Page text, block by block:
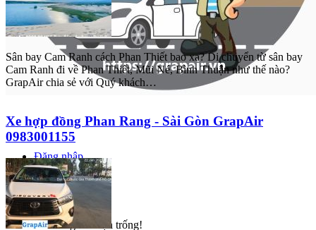
Đăng nhập
Đăng ký
0
Giỏ hàng của bạn trống!
Sân bay Cam Ranh cách Phan Thiết bao xa? Di chuyển từ sân bay
Cam Ranh đi về Phan Thiết, Mũi Né, Bình Thuận như thế nào?
GrapAir chia sẻ với Quý khách…
0983001155